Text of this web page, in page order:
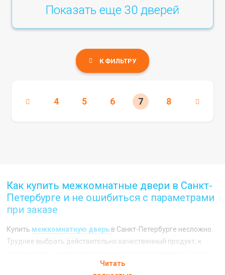
Показать еще 30дверей
К ФИЛЬТРУ
4 5 6 7 8
Как купить межкомнатные двери в Санкт-
Петербурге и не ошибиться с параметрами
при заказе
Купить межкомнатную дверь в Санкт-Петербурге несложно.
Труднее выбрать действительно качественный продукт, к
не будет вопросов. Однако помимо качества самого изделия
Читать